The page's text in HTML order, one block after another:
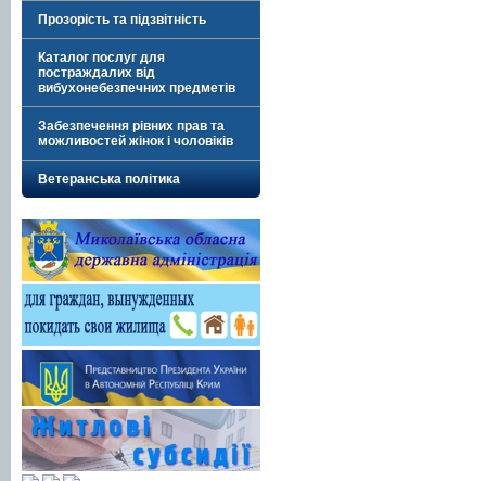
Прозорість та підзвітність
Каталог послуг для
постраждалих від
вибухонебезпечних предметів
Забезпечення рівних прав та
можливостей жінок і чоловіків
Ветеранська політика